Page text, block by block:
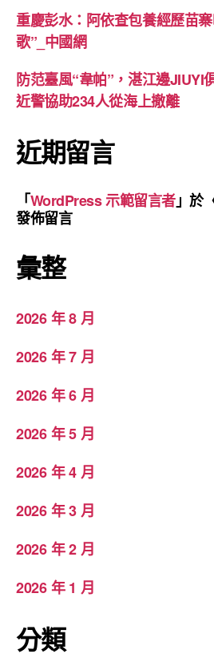
重慶彭水：阿依查包養經歷苗
歌”_中國網
防范臺風“韋帕”，湛江邊JIUYI
近警協助234人從海上撤離
近期留言
「WordPress 示範留言者」於
發佈留言
彙整
2026 年 8 月
2026 年 7 月
2026 年 6 月
2026 年 5 月
2026 年 4 月
2026 年 3 月
2026 年 2 月
2026 年 1 月
分類